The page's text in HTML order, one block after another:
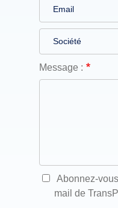
Message :
Abonnez-
mail de